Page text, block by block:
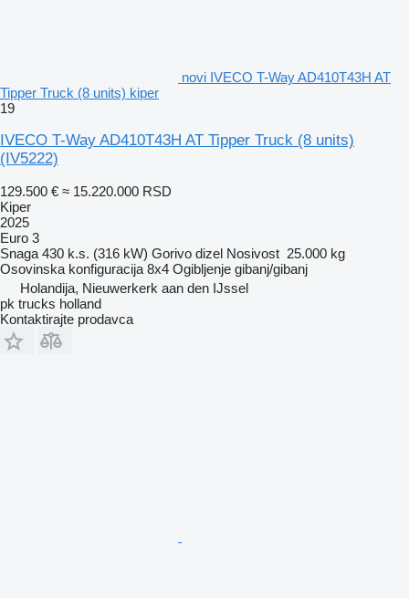
novi IVECO T-Way AD410T43H AT
Tipper Truck (8 units) kiper
19
IVECO T-Way AD410T43H AT Tipper Truck (8 units)
(IV5222)
129.500 € ≈ 15.220.000 RSD
Kiper
2025
Euro 3
Snaga 430 k.s. (316 kW) Gorivo dizel Nosivost 25.000 kg
Osovinska konfiguracija 8x4 Ogibljenje gibanj/gibanj
Holandija, Nieuwerkerk aan den IJssel
pk trucks holland
Kontaktirajte prodavca